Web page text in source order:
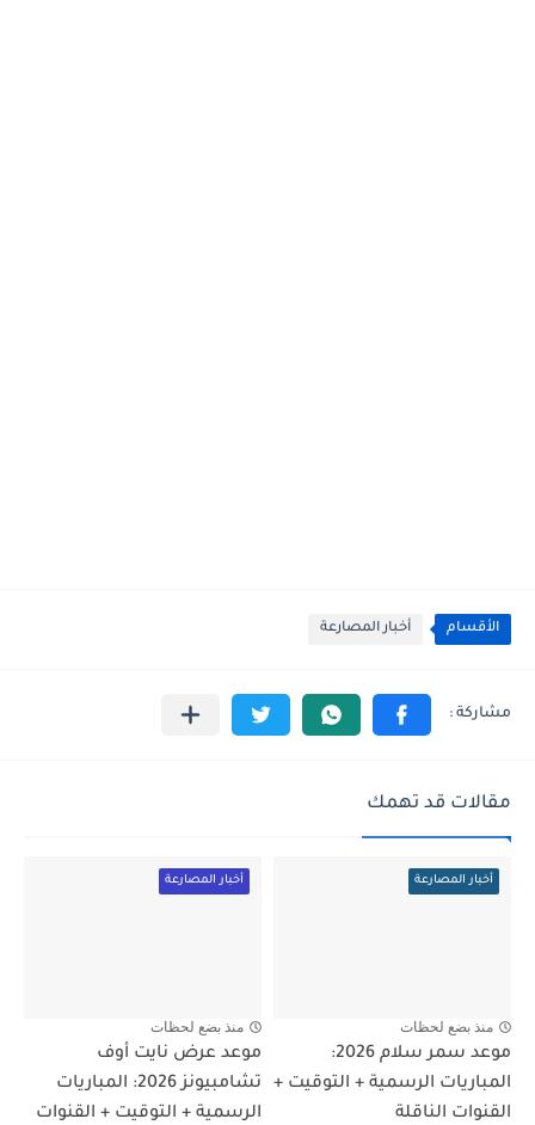
الأقسام أخبار المصارعة
مقالات قد تهمك
أخبار المصارعة
منذ بضع لحظات
موعد سمر سلام 2026:
المباريات الرسمية + التوقيت +
القنوات الناقلة
أخبار المصارعة
منذ بضع لحظات
موعد عرض نايت أوف
تشامبيونز 2026: المباريات
الرسمية + التوقيت + القنوات